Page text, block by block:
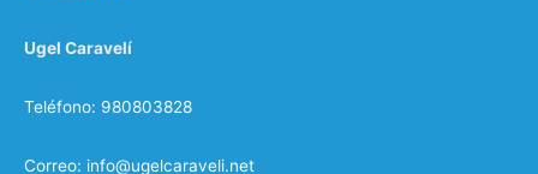
Ugel Caravelí
Teléfono: 980803828
Correo: info@ugelcaraveli.net